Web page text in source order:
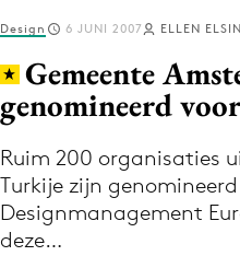
Log in
Volg het laatste
Design 6 JUNI 2007 ELLEN
Gemeente
genomineerd
Ruim 200 organisaties
Turkije zijn
Designmanagement
deze…